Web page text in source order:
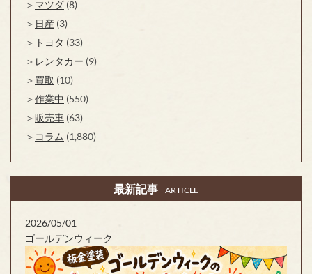
マツダ (8)
日産 (3)
トヨタ (33)
レンタカー (9)
買取 (10)
作業中 (550)
販売車 (63)
コラム (1,880)
最新記事 ARTICLE
2026/05/01
ゴールデンウィーク